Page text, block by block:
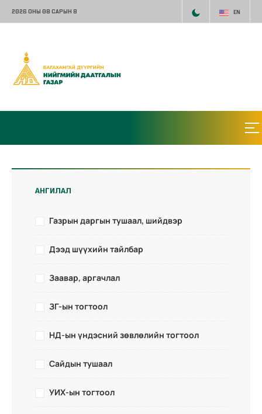
2026 ОНЫ 08 САРЫН 8 EN
АНГИЛАЛ
Газрын даргын тушаал, шийдвэр
Дээд шүүхийн тайлбар
Заавар, аргачлал
ЗГ-ын тогтоол
НД-ын үндэсний зөвлөлийн тогтоол
Сайдын тушаал
УИХ-ын тогтоол